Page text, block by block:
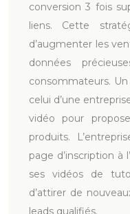
conversion 3 fois
liens. Cette
d’augmenter les
données
consommateurs.
celui d’une
vidéo pour
produits.
page d’inscription à
ses vidéos de
d’attirer de
leads qualifiés.